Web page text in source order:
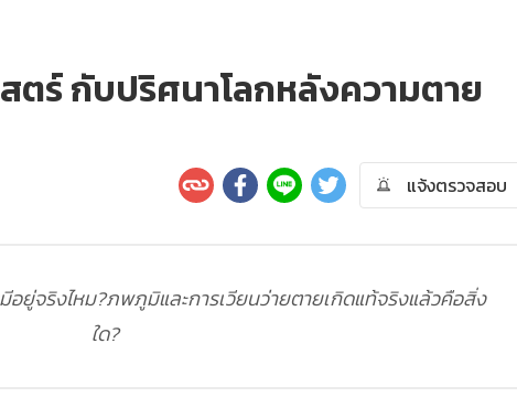
ตร์ กับปริศนาโลกหลังความตาย
แจ้งตรวจสอบ
อยู่จริงไหม?ภพภูมิและการเวียนว่ายตายเกิดแท้จริงแล้วคือสิ่ง
ใด?